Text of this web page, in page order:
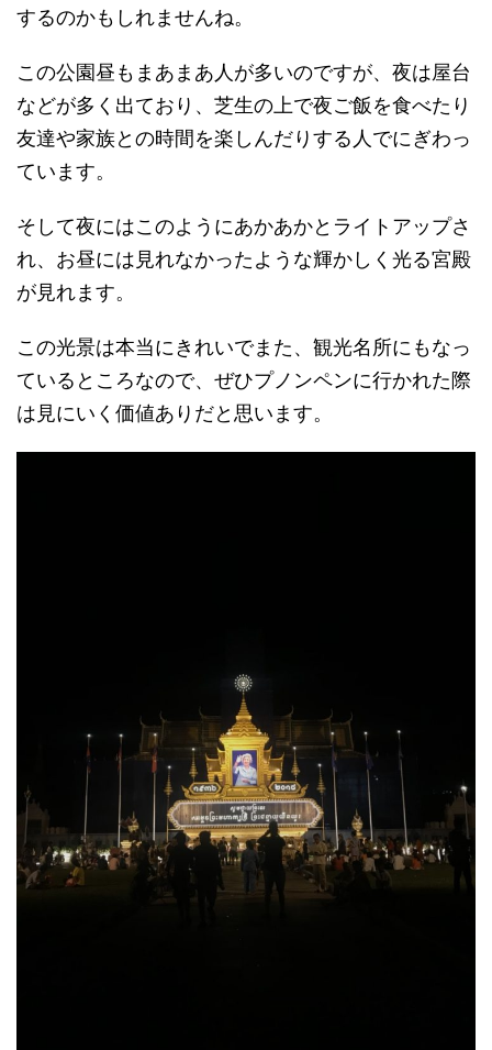
するのかもしれませんね。
この公園昼もまあまあ人が多いのですが、夜は屋台
などが多く出ており、芝生の上で夜ご飯を食べたり
友達や家族との時間を楽しんだりする人でにぎわっ
ています。
そして夜にはこのようにあかあかとライトアップさ
れ、お昼には見れなかったような輝かしく光る宮殿
が見れます。
この光景は本当にきれいでまた、観光名所にもなっ
ているところなので、ぜひプノンペンに行かれた際
は見にいく価値ありだと思います。